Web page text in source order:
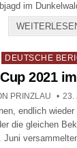
im
Posted in
DEUTSCHE
2021
PRINZLAU 23.
endlich
die gleichen
Juni